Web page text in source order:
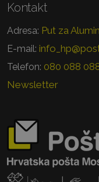
Kontakt
Adresa: Put za
E-mail:
Telefon: 080 088
Newsletter